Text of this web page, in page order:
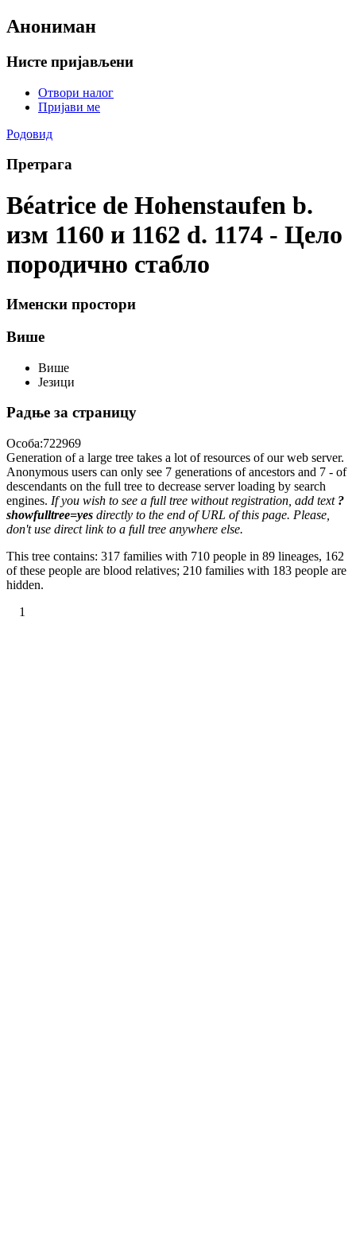
Анониман
Нисте пријављени
Отвори налог
Пријави ме
Родовид
Претрага
Béatrice de Hohenstaufen b.
изм 1160 и 1162 d. 1174 - Цело
породично стабло
Именски простори
Више
Више
Језици
Радње за страницу
Особа:722969
Generation of a large tree takes a lot of resources of our web server.
Anonymous users can only see 7 generations of ancestors and 7 - of
descendants on the full tree to decrease server loading by search
engines. If you wish to see a full tree without registration, add text ?
showfulltree=yes directly to the end of URL of this page. Please,
don't use direct link to a full tree anywhere else.
This tree contains: 317 families with 710 people in 89 lineages, 162
of these people are blood relatives; 210 families with 183 people are
hidden.
1